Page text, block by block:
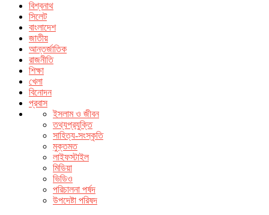
বিশ্বনাথ
সিলেট
বাংলাদেশ
জাতীয়
আন্তর্জাতিক
রাজনীতি
শিক্ষা
খেলা
বিনোদন
প্রবাস
ইসলাম ও জীবন
তথ্যপ্রযুক্তি
সাহিত্য-সংস্কৃতি
মুক্তমত
লাইফস্টাইল
মিডিয়া
ভিডিও
পরিচালনা পর্ষদ
উপদেষ্টা পরিষদ